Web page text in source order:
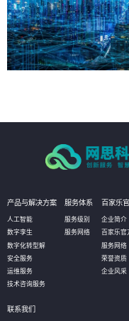
产品与解决方案
人工智能
数字孪生
数字化转型解
安全服务
运维服务
技术咨询服务
服务体系
服务级别
服务网络
百家乐
企业简介
百家乐官
服务网络
荣誉资质
企业风采
联系我们